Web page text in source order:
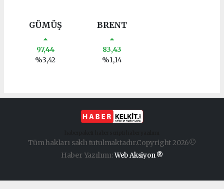
GÜMÜŞ
97,44
%3,42
BRENT
83,43
%1,14
Tüm hakları saklı tutulmaktadır.Copyright 2026©
Haber Yazılımı:Web Aksiyon ®